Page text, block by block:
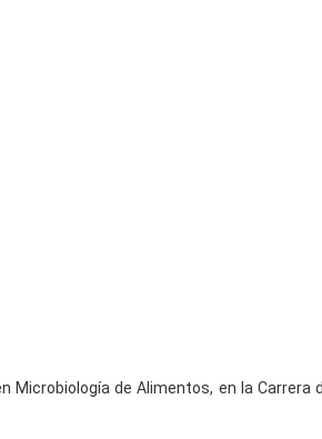
de Alimentos, en la Carrera